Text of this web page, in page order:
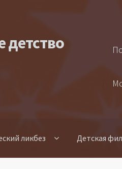
детство
ликбез Детская